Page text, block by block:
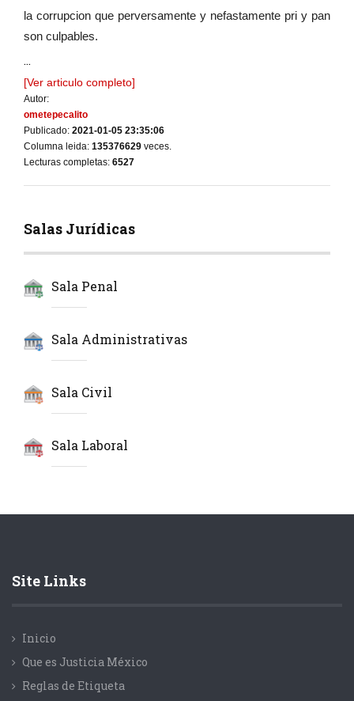
la corrupcion que perversamente y nefastamente pri y pan
son culpables.
...
[Ver articulo completo]
Autor:
ometepecalito
Publicado: 2021-01-05 23:35:06
Columna leida: 135376629 veces.
Lecturas completas: 6527
Salas Jurídicas
Sala Penal
Sala Administrativas
Sala Civil
Sala Laboral
Site Links
Inicio
Que es Justicia México
Reglas de Etiqueta